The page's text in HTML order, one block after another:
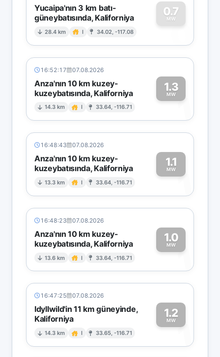
Yucaipa'nın 3 km batı-
güneybatısında, Kaliforniya
28.4 km I 34.02, -117.08
0.7
MW
0
16:52:17 07.08.2026
Anza'nın 10 km kuzey-
kuzeybatısında, Kaliforniya
14.3 km I 33.64, -116.71
1.3
MW1
16:48:43 07.08.2026
Anza'nın 10 km kuzey-
kuzeybatısında, Kaliforniya
13.3 km I 33.64, -116.71
1.1
MW1
16:48:23 07.08.2026
Anza'nın 10 km kuzey-
kuzeybatısında, Kaliforniya
13.6 km I 33.64, -116.71
1.0
MW1
16:47:25 07.08.2026
Idyllwild'in 11 km güneyinde,
Kaliforniya
14.3 km I 33.65, -116.71
1.2
MW1